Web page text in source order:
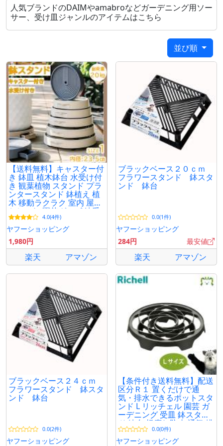
人気ブランドのDAIMやamabroなどガーデニング用ソー
サー、受け皿ジャンルのアイテムはこちら
並び順
【送料無料】キャスター付
き 鉢皿 植木鉢台 水受け付
き 観葉植物 スタンド プラ
ンタースタンド 鉢植え 植
木 移動ラクラク 室内 屋外
おしゃれ 園芸グッズ 鉢受
け25.5cm4.0(4件)
ヤフーショッピング
1,980円
楽天 アマゾン
ブラックベース２０ｃｍ
フラワースタンド 鉢スタ
ンド 鉢台
0.0(1件)
ヤフーショッピング
284円
最安値
楽天 アマゾン
ブラックベース２４ｃｍ
フラワースタンド 鉢スタ
ンド 鉢台
0.0(2件)
ヤフーショッピング
【条件付き送料無料】配送
区分Ｒ１ 置くだけで通
気・排水できるポットスタ
ンド L リッチェル 園芸 ガ
ーデニング 受皿 鉢スタン
ド 鉢台 根腐れ防止 通気 排
水 通気性 害虫防止
0.0(0件)
ヤフーショッピング